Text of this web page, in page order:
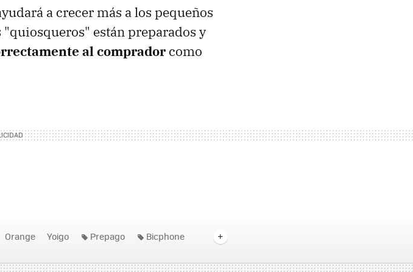
a crecer más a los pequeños
están preparados y
al comprador como
Orange Yoigo Prepago
Bicphone